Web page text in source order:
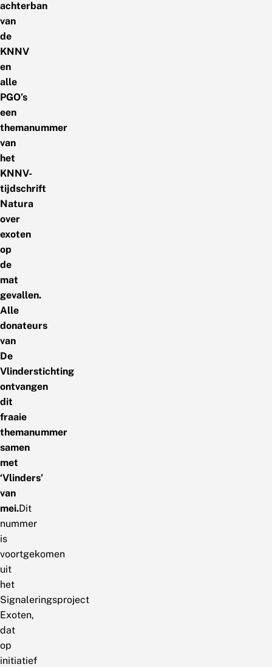
achterban
van
de
KNNV
en
alle
PGO’s
een
themanummer
van
het
KNNV-
tijdschrift
Natura
over
exoten
op
de
mat
gevallen.
Alle
donateurs
van
De
Vlinderstichting
ontvangen
dit
fraaie
themanummer
samen
met
‘Vlinders’
van
mei.Dit
nummer
is
voortgekomen
uit
het
Signaleringsproject
Exoten,
dat
op
initiatief